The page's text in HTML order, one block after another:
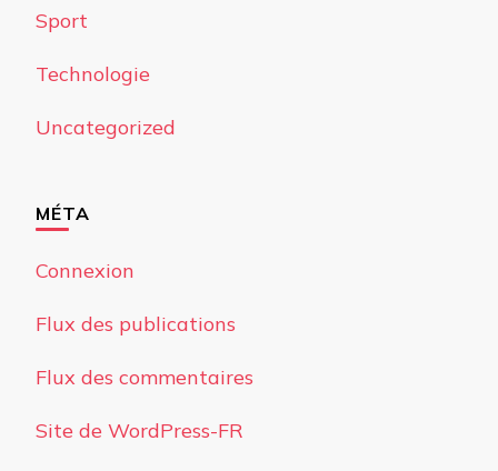
Sport
Technologie
Uncategorized
MÉTA
Connexion
Flux des publications
Flux des commentaires
Site de WordPress-FR